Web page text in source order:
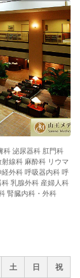
科 泌尿器科 肛門科
線科 麻酔科 リウマ
外科 呼吸器内科 呼
乳腺外科 産婦人科
腎臓内科・外科
土 日 祝